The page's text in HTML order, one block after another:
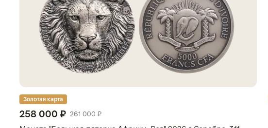
Золотая карта
258 000 ₽ 261 000 ₽